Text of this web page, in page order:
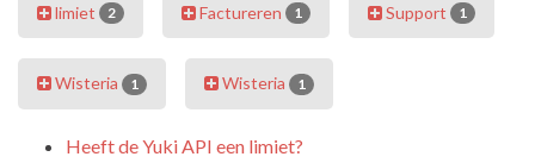
limiet 2 Factureren 1 Support 1
Wisteria 1 Wisteria 1
Heeft de Yuki API een limiet?